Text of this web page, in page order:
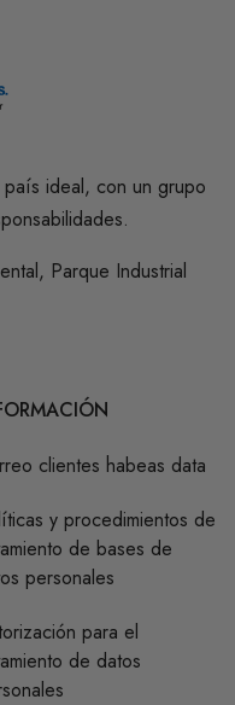
ideal, con un grupo
Parque Industrial
clientes habeas data
y procedimientos de
de bases de
personales
para el
de datos